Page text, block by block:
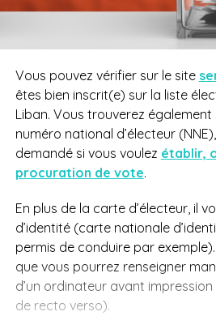
Vous pouvez vérifier sur le site
êtes bien inscrit(e) sur la liste
Liban. Vous trouverez
numéro national d’électeur
demandé si vous voulez établir,
procuration de vote.
En plus de la carte d’électeur, il
d’identité (carte nationale
permis de conduire par exemple).
que vous pourrez renseigner
d’un ordinateur avant
de recto verso).